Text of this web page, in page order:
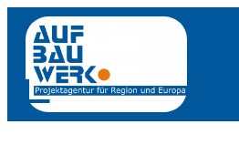
Inhalt
springen